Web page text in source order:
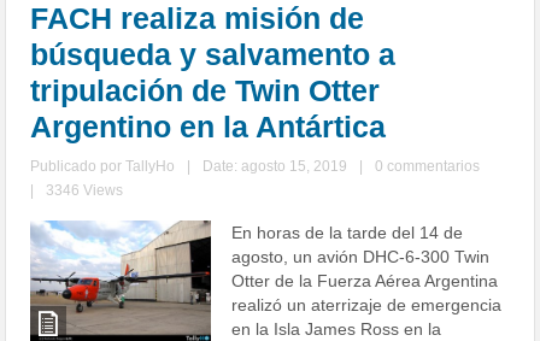
FACH realiza misión de
búsqueda y salvamento a
tripulación de Twin Otter
Argentino en la Antártica
Publicado porTallyHo Date: agosto 15, 2019
0 commentarios
3346 Views
En horas de la tarde del 14 de
agosto, un avión DHC-6-300 Twin
Otter de la Fuerza Aérea Argentina
realizó un aterrizaje de emergencia
en la Isla James Ross en la